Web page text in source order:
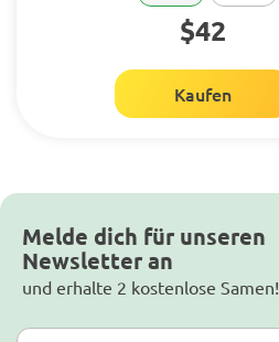
$42
Kaufen
Melde dich für unseren
Newsletter an
und erhalte 2 kostenlose Samen!